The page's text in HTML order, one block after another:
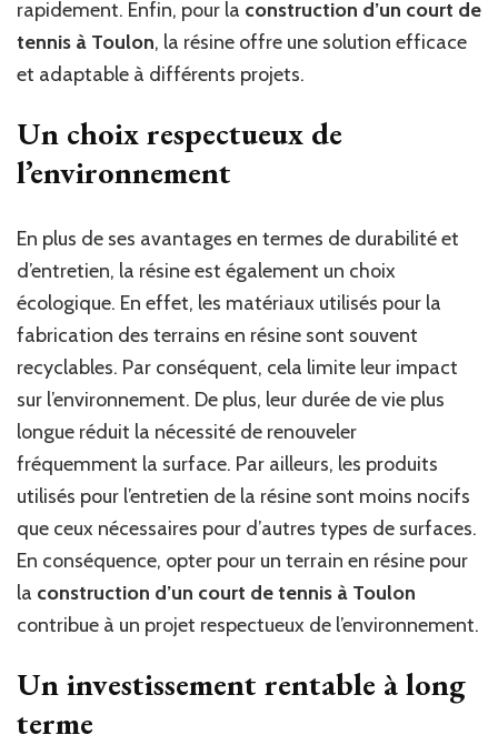
rapidement. Enfin, pour la construction d’un court de
tennis à Toulon, la résine offre une solution efficace
et adaptable à différents projets.
Un choix respectueux de
l’environnement
En plus de ses avantages en termes de durabilité et
d’entretien, la résine est également un choix
écologique. En effet, les matériaux utilisés pour la
fabrication des terrains en résine sont souvent
recyclables. Par conséquent, cela limite leur impact
sur l’environnement. De plus, leur durée de vie plus
longue réduit la nécessité de renouveler
fréquemment la surface. Par ailleurs, les produits
utilisés pour l’entretien de la résine sont moins nocifs
que ceux nécessaires pour d’autres types de surfaces.
En conséquence, opter pour un terrain en résine pour
la construction d’un court de tennis à Toulon
contribue à un projet respectueux de l’environnement.
Un investissement rentable à long
terme